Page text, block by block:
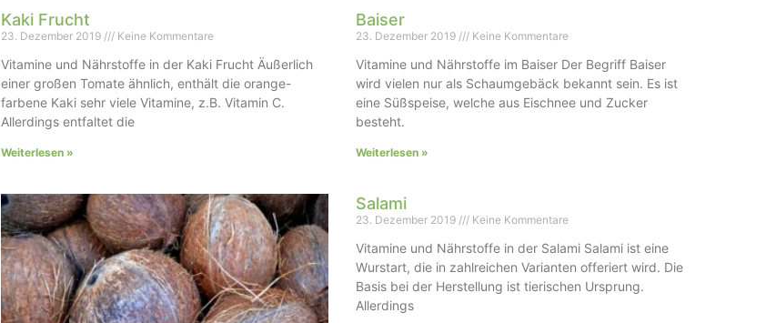
Kaki Frucht
23. Dezember 2019 Keine Kommentare
Vitamine und Nährstoffe in der Kaki Frucht Äußerlich
einer großen Tomate ähnlich, enthält die orange-
farbene Kaki sehr viele Vitamine, z.B. Vitamin C.
Allerdings entfaltet die
Weiterlesen »
Baiser
23. Dezember 2019 Keine Kommentare
Vitamine und Nährstoffe im Baiser Der Begriff Baiser
wird vielen nur als Schaumgebäck bekannt sein. Es ist
eine Süßspeise, welche aus Eischnee und Zucker
besteht.
Weiterlesen »
Salami
23. Dezember 2019 Keine Kommentare
Vitamine und Nährstoffe in der Salami Salami ist eine
Wurstart, die in zahlreichen Varianten offeriert wird. Die
Basis bei der Herstellung ist tierischen Ursprung.
Allerdings